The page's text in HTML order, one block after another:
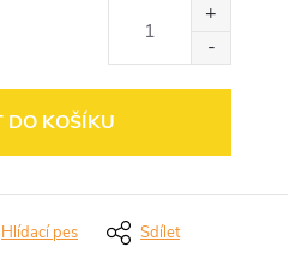
DO KOŠÍKU
Hlídací pes Sdílet